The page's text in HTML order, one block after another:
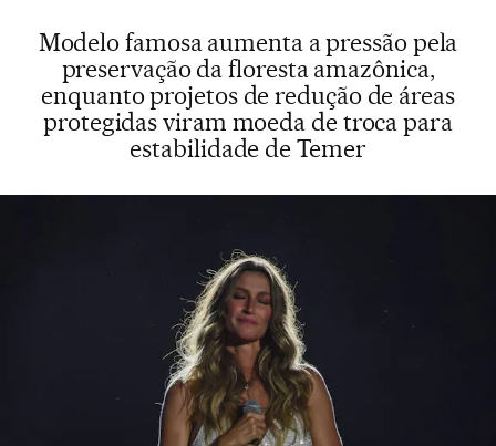
Modelo famosa aumenta a pressão pela
preservação da floresta amazônica,
enquanto projetos de redução de áreas
protegidas viram moeda de troca para
estabilidade de Temer